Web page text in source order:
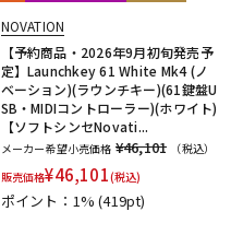
NOVATION
【予約商品・2026年9月初旬発売予
定】Launchkey 61 White Mk4 (ノ
ベーション)(ラウンチキー)(61鍵盤U
SB・MIDIコントローラー)(ホワイト)
【ソフトシンセNovati...
メーカー希望小売価格 ¥46,101
（税込）
販売価格¥46,101(税込)
ポイント：1%(419pt)